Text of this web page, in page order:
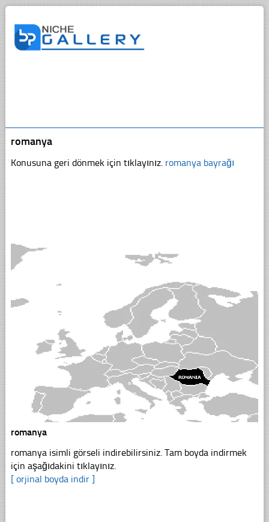
romanya
Konusuna geri dönmek için tıklayınız. romanya bayrağı
romanya
romanya isimli görseli indirebilirsiniz. Tam boyda indirmek
için aşağıdakini tıklayınız.
[ orjinal boyda indir ]